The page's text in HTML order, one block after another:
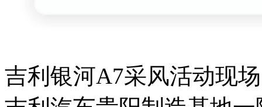
吉利银河A7采风活动现